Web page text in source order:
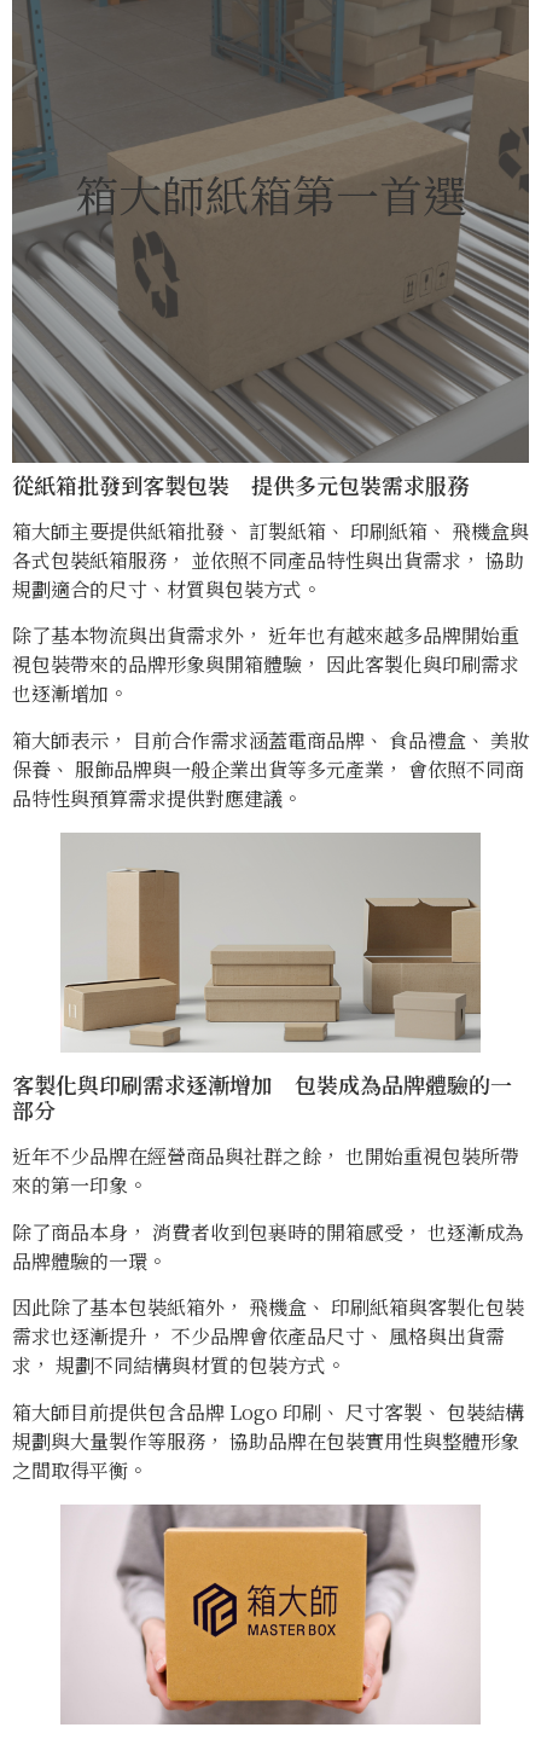
箱大師紙箱第一首選
從紙箱批發到客製包裝 提供多元包裝需求服務
箱大師主要提供紙箱批發、 訂製紙箱、 印刷紙箱、 飛機盒與
各式包裝紙箱服務， 並依照不同產品特性與出貨需求， 協助
規劃適合的尺寸、材質與包裝方式。
除了基本物流與出貨需求外， 近年也有越來越多品牌開始重
視包裝帶來的品牌形象與開箱體驗， 因此客製化與印刷需求
也逐漸增加。
箱大師表示， 目前合作需求涵蓋電商品牌、 食品禮盒、 美妝
保養、 服飾品牌與一般企業出貨等多元產業， 會依照不同商
品特性與預算需求提供對應建議。
客製化與印刷需求逐漸增加 包裝成為品牌體驗的一
部分
近年不少品牌在經營商品與社群之餘， 也開始重視包裝所帶
來的第一印象。
除了商品本身， 消費者收到包裹時的開箱感受， 也逐漸成為
品牌體驗的一環。
因此除了基本包裝紙箱外， 飛機盒、 印刷紙箱與客製化包裝
需求也逐漸提升， 不少品牌會依產品尺寸、 風格與出貨需
求， 規劃不同結構與材質的包裝方式。
箱大師目前提供包含品牌 Logo 印刷、 尺寸客製、 包裝結構
規劃與大量製作等服務， 協助品牌在包裝實用性與整體形象
之間取得平衡。